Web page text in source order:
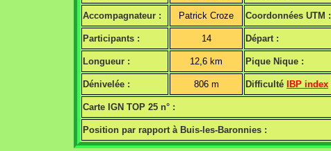
Accompagnateur : Patrick Croze Coordonnées UTM :
Participants : 14 Départ :
Longueur : 12,6 km Pique Nique :
Dénivelée : 806 m Difficulté IBP index
Carte IGN TOP 25 n° :
Position par rapport à Buis-les-Baronnies :